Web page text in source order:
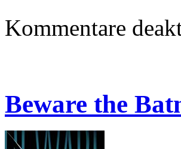
Kommentare
Beware the